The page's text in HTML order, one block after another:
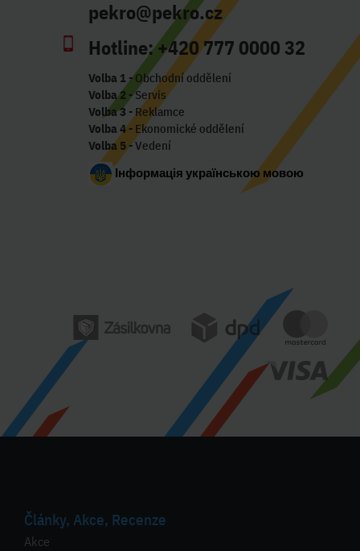
pekro@pekro.cz
Hotline:+420 777 0000 32
Volba 1- Obchodní oddělení
Volba 2 - Servis
Volba 3 - Reklamce
Volba 4- Ekonomické oddělení
Volba 5- Vedení
Інформація українською мовою
Články, Akce, Recenze
Akce